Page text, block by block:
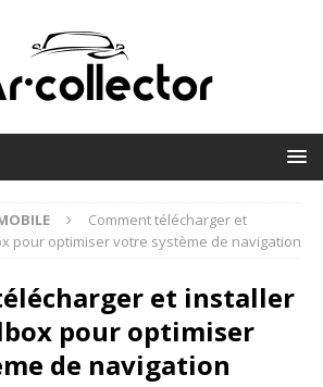
Comment télécharger et
pour optimiser votre système de navigation
et installer
pour optimiser
de navigation